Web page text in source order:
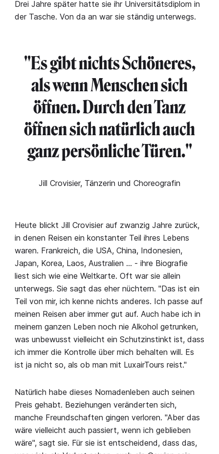
Drei Jahre später hatte sie ihr Universitätsdiplom in
der Tasche. Von da an war sie ständig unterwegs.
"Es gibt nichts Schöneres,
als wenn Menschen sich
öffnen. Durch den Tanz
öffnen sich natürlich auch
ganz persönliche Türen."
Jill Crovisier, Tänzerin und Choreografin
Heute blickt Jill Crovisier auf zwanzig Jahre zurück,
in denen Reisen ein konstanter Teil ihres Lebens
waren. Frankreich, die USA, China, Indonesien,
Japan, Korea, Laos, Australien … - ihre Biografie
liest sich wie eine Weltkarte. Oft war sie allein
unterwegs. Sie sagt das eher nüchtern. "Das ist ein
Teil von mir, ich kenne nichts anderes. Ich passe auf
meinen Reisen aber immer gut auf. Auch habe ich in
meinem ganzen Leben noch nie Alkohol getrunken,
was unbewusst vielleicht ein Schutzinstinkt ist, dass
ich immer die Kontrolle über mich behalten will. Es
ist ja nicht so, als ob man mit LuxairTours reist."
Natürlich habe dieses Nomadenleben auch seinen
Preis gehabt. Beziehungen veränderten sich,
manche Freundschaften gingen verloren. "Aber das
wäre vielleicht auch passiert, wenn ich geblieben
wäre", sagt sie. Für sie ist entscheidend, dass das,